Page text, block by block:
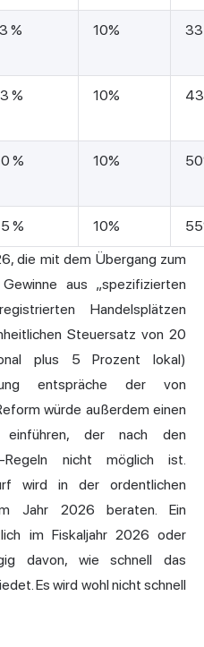
% 10% 33
% 10%
% 10%
% 10%
die mit dem Übergang zum
aus „spezifizierten
Handelsplätzen
Steuersatz von 20
plus 5 Prozent lokal)
entspräche der von
würde außerdem einen
einführen, der nach den
Regeln nicht möglich ist.
wird in der ordentlichen
Jahr 2026 beraten. Ein
im Fiskaljahr 2026 oder
davon, wie schnell das
Es wird wohl nicht schnell